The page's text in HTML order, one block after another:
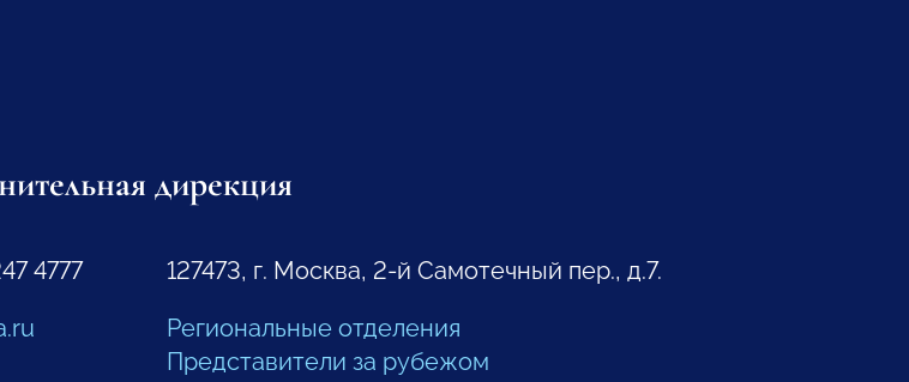
дирекция
4777
127473, г. Москва, 2-й Самотечный пер., д.7.
Региональные отделения
Представители за рубежом